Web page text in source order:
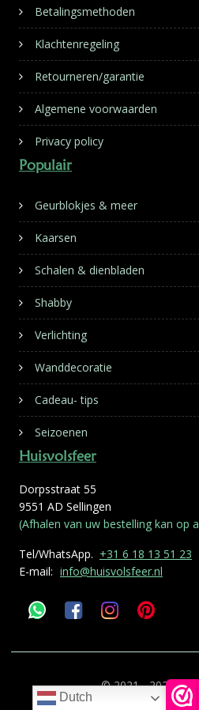
Betalingsmethoden
Klachtenregeling
Retourneren/garantie
Algemene voorwaarden
Privacy policy
Populair
Geurblokjes & meer
Kaarsen
Schalen & dienbladen
Shabby
Verlichting
Wanddecoratie
Cadeau- tips
Seizoenen
Huisvolsfeer
Dorpsstraat 55
9551 AD Sellingen
(Afhalen van uw bestelling kan op
Tel/WhatsApp. +31 6 18 13 51 23
E-mail: info@huisvolsfeer.nl
© 2021 - 2026
Alle genoemde prijzen
Dutch